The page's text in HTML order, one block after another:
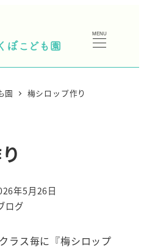
MENU
園 梅シロップ作り
年5月26日
リー
ログ
ラス毎に『梅シロップ